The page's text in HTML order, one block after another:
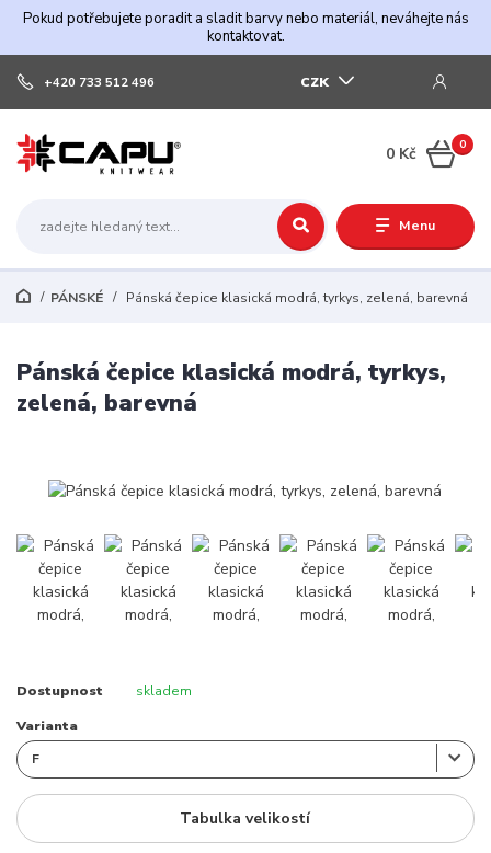
Pokud potřebujete poradit a sladit barvy nebo materiál, neváhejte nás
kontaktovat.
Menu
CZK
+420 733 512 496
0
0 Kč
PÁNSKÉ Pánská čepice klasická modrá, tyrkys, zelená, barevná
Pánská čepice klasická modrá, tyrkys,
zelená, barevná
Dostupnost skladem
Varianta
Tabulka velikostí